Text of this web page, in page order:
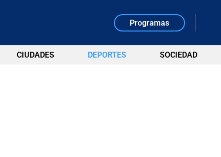
Programas
CIUDADES DEPORTES SOCIEDAD